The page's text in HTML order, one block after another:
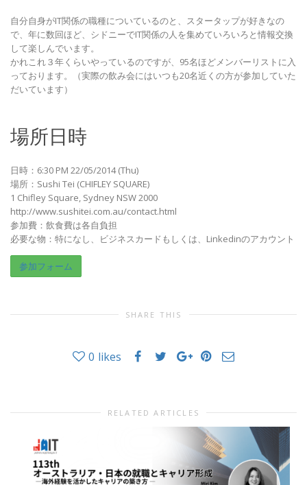
自分自身がIT関係の職種についているのと、スタータップが好きなの
で、年に数回ほど、シドニーでIT関係の人を集めていろいろと情報交換
して楽しんでいます。
かれこれ３年くらいやっているのですが、95名ほどメンバーリストに入
っております。（実際の飲み会にはいつも20名近くの方が参加していた
だいています）
場所日時
日時：6:30 PM 22/05/2014 (Thu)
場所：Sushi Tei (CHIFLEY SQUARE)
1 Chifley Square, Sydney NSW 2000
http://www.sushitei.com.au/contact.html
参加費：飲食費は各自負担
必要な物：特になし、ビジネスカードもしくは、Linkedinのアカウント
参加フォーム
SHARE THIS
0 likes
RELATED ARTICLES